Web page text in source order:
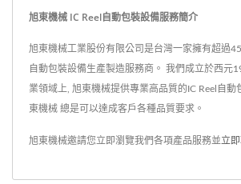
旭東機械 IC Reel自動包裝設備服務簡介
旭東機械工業股份有限公司是台灣一家擁有超過
自動包裝設備生產製造服務商。 我們成立於西元
業領域上, 旭東機械提供專業高品質的IC Reel自動
東機械 總是可以達成客戶各種品質要求。
旭東機械邀請您立即瀏覽我們各項產品服務並立